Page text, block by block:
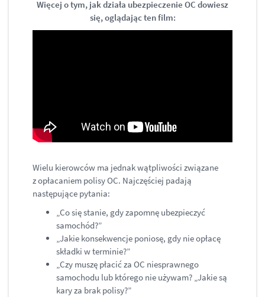
Więcej o tym, jak działa ubezpieczenie OC dowiesz
się, oglądając ten film:
Wielu kierowców ma jednak wątpliwości związane
z opłacaniem polisy OC. Najczęściej padają
następujące pytania:
„Co się stanie, gdy zapomnę ubezpieczyć
samochód?”
„Jakie konsekwencje poniosę, gdy nie opłacę
składki w terminie?”
„Czy muszę płacić za OC niesprawnego
samochodu lub którego nie używam? „Jakie są
kary za brak polisy?”